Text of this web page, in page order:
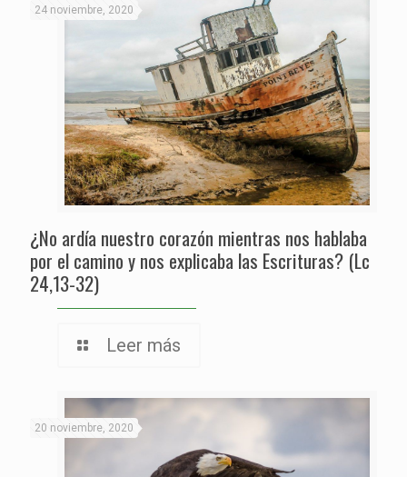
24 noviembre, 2020
¿No ardía nuestro corazón mientras nos hablaba
por el camino y nos explicaba las Escrituras? (Lc
24,13-32)
Leer más
20 noviembre, 2020